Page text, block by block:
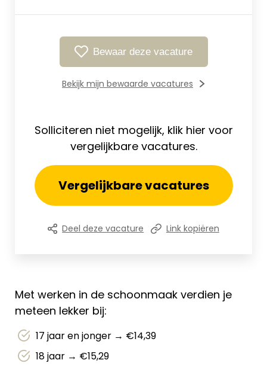
Met werken in de schoonmaak verdien je
meteen lekker bij:
17 jaar en jonger → €14,39
18 jaar → €15,29
Bewaar deze vacature
Bekijk mijn bewaarde vacatures
Solliciteren niet mogelijk, klik hier voor
vergelijkbare vacatures.
Vergelijkbare vacatures
Deel deze vacature Link kopiëren